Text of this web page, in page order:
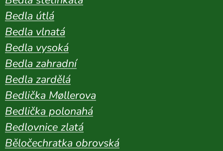
Bedla útlá
Bedla vlnatá
Bedla vysoká
Bedla zahradní
Bedla zardělá
Bedlička Møllerova
Bedlička polonahá
Bedlovnice zlatá
Běločechratka obrovská